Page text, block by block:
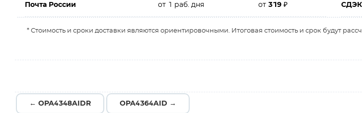
Почта России от 1 раб. дня от319₽ СДЭК
* Стоимость и сроки доставки являются ориентировочными. Итоговая стоимость и срок будут
← OPA4348AIDR OPA4364AID →